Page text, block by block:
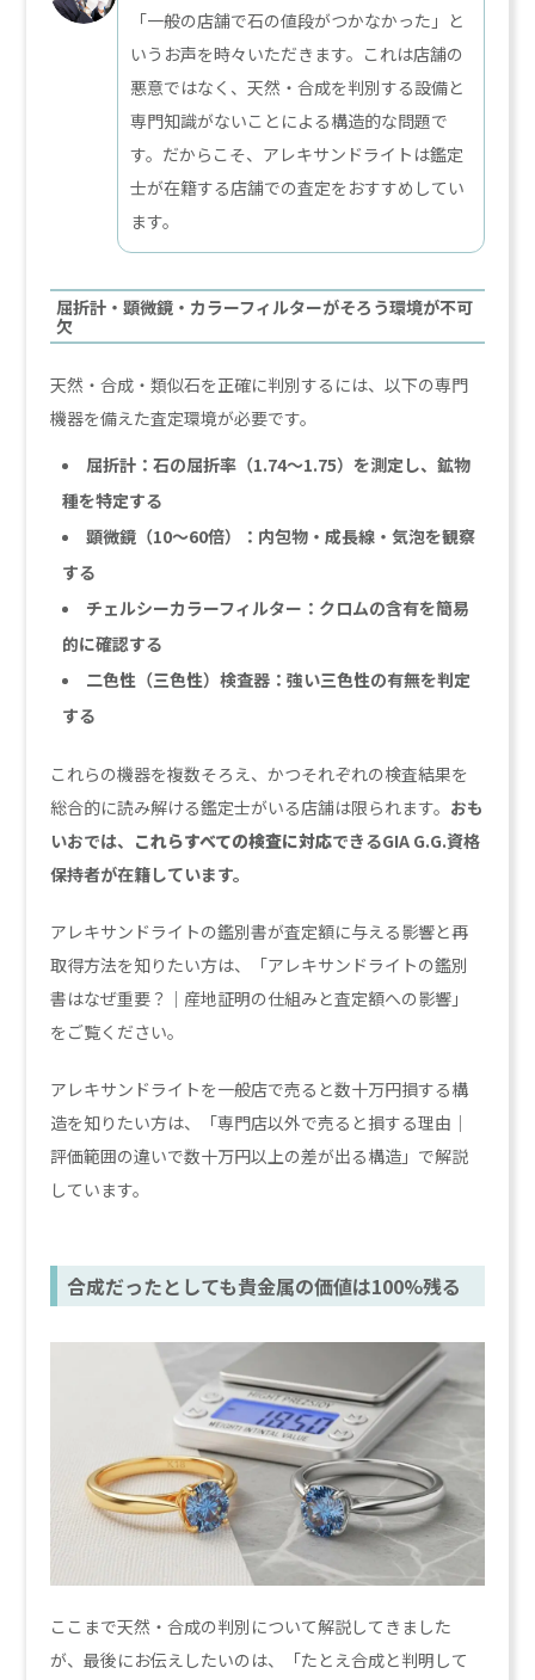
「一般の店舗で石の値段がつかなかった」と
いうお声を時々いただきます。これは店舗の
悪意ではなく、天然・合成を判別する設備と
専門知識がないことによる構造的な問題で
す。だからこそ、アレキサンドライトは鑑定
士が在籍する店舗での査定をおすすめしてい
ます。
屈折計・顕微鏡・カラーフィルターがそろう環境が不可
欠
天然・合成・類似石を正確に判別するには、以下の専門
機器を備えた査定環境が必要です。
屈折計：石の屈折率（1.74〜1.75）を測定し、鉱物
種を特定する
顕微鏡（10〜60倍）：内包物・成長線・気泡を観察
する
チェルシーカラーフィルター：クロムの含有を簡易
的に確認する
二色性（三色性）検査器：強い三色性の有無を判定
する
これらの機器を複数そろえ、かつそれぞれの検査結果を
総合的に読み解ける鑑定士がいる店舗は限られます。 おも
いおでは、 これらすべての検査に対応できるGIA G.G.資格
保持者が在籍しています。
アレキサンドライトの鑑別書が査定額に与える影響と再
取得方法を知りたい方は、「アレキサンドライトの鑑別
書はなぜ重要？｜産地証明の仕組みと査定額への影響」
をご覧ください。
アレキサンドライトを一般店で売ると数十万円損する構
造を知りたい方は、「専門店以外で売ると損する理由｜
評価範囲の違いで数十万円以上の差が出る構造」で解説
しています。
合成だったとしても貴金属の価値は100%残る
ここまで天然・合成の判別について解説してきました
が、最後にお伝えしたいのは、「たとえ合成と判明して